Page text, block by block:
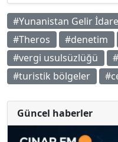
#Yunanistan Gelir
#Theros
#denetim
#vergi usulsüzlüğü
#turistik bölgeler
Güncel haberler